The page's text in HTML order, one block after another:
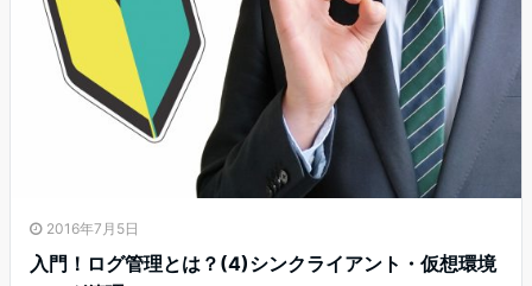
2016年7月5日
入門！ログ管理とは？(4)シンクライアント・仮想環境